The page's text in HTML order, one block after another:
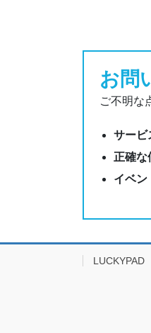
お問
ご不明な
サービ
正確な
イベン
LUCKYPAD